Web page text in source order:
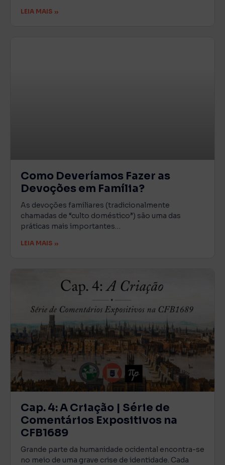
LEIA MAIS »
Como Deveríamos Fazer as
Devoções em Família?
As devoções familiares (tradicionalmente
chamadas de “culto doméstico”) são uma das
práticas mais importantes…
LEIA MAIS »
Cap. 4: A Criação | Série de
Comentários Expositivos na
CFB1689
Grande parte da humanidade ocidental encontra-se
no meio de uma grave crise de identidade. Cada